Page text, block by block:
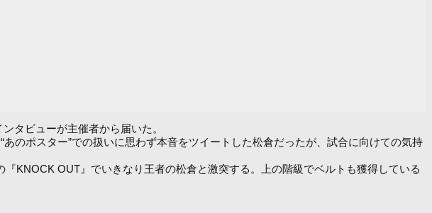
タビューが主催者から届いた。
ポスター”での扱いに思わず本音をツイートした松倉だったが、試合に向けての気持
KNOCK OUT』でいきなり王者の松倉と激突する。上の階級でベルトも獲得している